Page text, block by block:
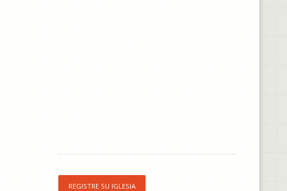
REGISTRE SU IGLESIA